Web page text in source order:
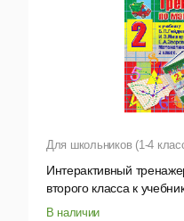
Для школьников (1-4
Интерактивный
второго класса к
В наличии